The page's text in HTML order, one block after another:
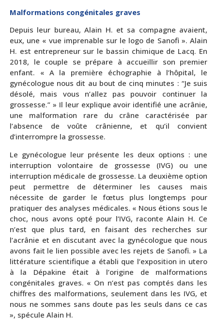
Malformations congénitales graves
Depuis leur bureau, Alain H. et sa compagne avaient,
eux, une « vue imprenable sur le logo de Sanofi ». Alain
H. est entrepreneur sur le bassin chimique de Lacq. En
2018, le couple se prépare à accueillir son premier
enfant. « A la première échographie à l’hôpital, le
gynécologue nous dit au bout de cinq minutes : “Je suis
désolé, mais vous n’allez pas pouvoir continuer la
grossesse.” » Il leur explique avoir identifié une acrânie,
une malformation rare du crâne caractérisée par
l’absence de voûte crânienne, et qu’il convient
d’interrompre la grossesse.
Le gynécologue leur présente les deux options : une
interruption volontaire de grossesse (IVG) ou une
interruption médicale de grossesse. La deuxième option
peut permettre de déterminer les causes mais
nécessite de garder le fœtus plus longtemps pour
pratiquer des analyses médicales. « Nous étions sous le
choc, nous avons opté pour l’IVG, raconte Alain H. Ce
n’est que plus tard, en faisant des recherches sur
l’acrânie et en discutant avec la gynécologue que nous
avons fait le lien possible avec les rejets de Sanofi. » La
littérature scientifique a établi que l’exposition in utero
à la Dépakine était à l’origine de malformations
congénitales graves. « On n’est pas comptés dans les
chiffres des malformations, seulement dans les IVG, et
nous ne sommes sans doute pas les seuls dans ce cas
», spécule Alain H.